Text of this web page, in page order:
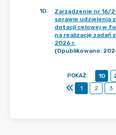
10.
Zarządzenie nr 16/
sprawie udzielenia
dotacji celowej w
na realizację zadań
2026 r.
(Opublikowano:
POKAŻ: 10
1
2 3